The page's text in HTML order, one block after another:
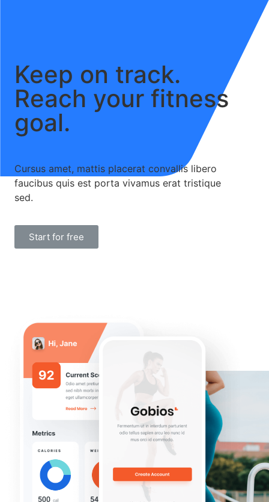
Keep on track.
Reach your fitness
goal.
Cursus amet, mattis placerat convallis libero
faucibus quis est porta vivamus erat tristique
sed.
Start for free